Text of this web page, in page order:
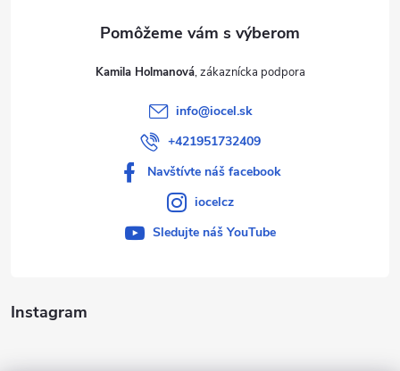
Instagram
Kamila Holmanová
info@iocel.sk
+421951732409
Navštívte náš facebook
iocelcz
Sledujte náš YouTube